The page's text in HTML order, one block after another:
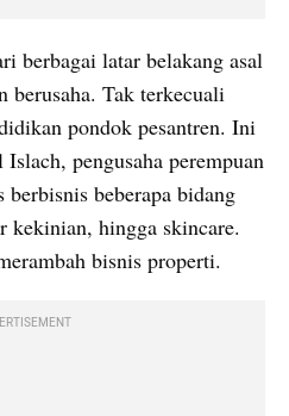
berbagai latar belakang asal
berusaha. Tak terkecuali
pondok pesantren. Ini
pengusaha perempuan
berbisnis beberapa bidang
kekinian, hingga skincare.
bisnis properti.